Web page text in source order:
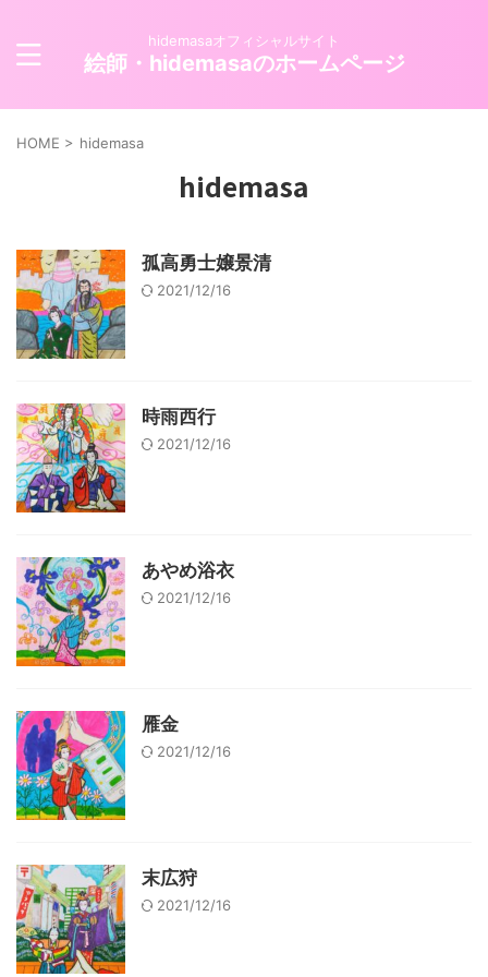
hidemasaオフィシャルサイト
絵師・hidemasaのホームページ
HOME > hidemasa
hidemasa
孤高勇士嬢景清
2021/12/16
時雨西行
2021/12/16
あやめ浴衣
2021/12/16
雁金
2021/12/16
末広狩
2021/12/16